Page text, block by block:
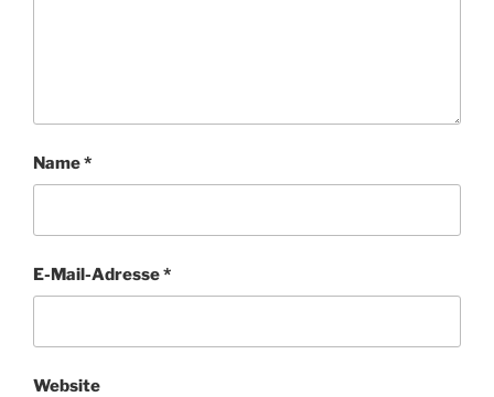
Name*
E-Mail-Adresse*
Website